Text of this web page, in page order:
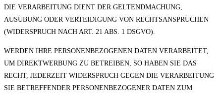
DIE VERARBEITUNG DIENT DER GELTENDMACHUNG,
AUSÜBUNG ODER VERTEIDIGUNG VON RECHTSANSPRÜCHEN
(WIDERSPRUCH NACH ART. 21 ABS. 1 DSGVO).
WERDEN IHRE PERSONENBEZOGENEN DATEN VERARBEITET,
UM DIREKTWERBUNG ZU BETREIBEN, SO HABEN SIE DAS
RECHT, JEDERZEIT WIDERSPRUCH GEGEN DIE VERARBEITUNG
SIE BETREFFENDER PERSONENBEZOGENER DATEN ZUM